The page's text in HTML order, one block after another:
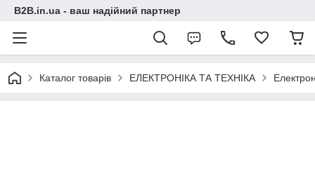
B2B.in.ua - ваш надійний партнер
Каталог товарів ЕЛЕКТРОНІКА ТА ТЕХНІКА